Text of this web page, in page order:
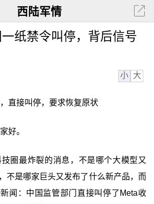
西陆军情
一纸禁令叫停，背后信号
小 大
直接叫停，要求恢复原状
好。
圈最炸裂的消息，不是哪个大模型又
不是哪家巨头又发布了什么新产品，而
闻：中国监管部门直接叫停了Meta收